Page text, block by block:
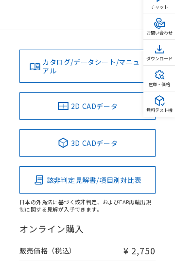
カタログ/データシート/マニュ
アル
2D CADデータ
3D CADデータ
該非判定見解書/項目別対比表
日本の外為法に基づく該非判定、およびEAR再輸出規
制に関する見解が入手できます。
オンライン購入
販売価格（税込） ¥ 2,750
チャット
お問い合わせ
ダウンロード
在庫・価格
無料テスト機